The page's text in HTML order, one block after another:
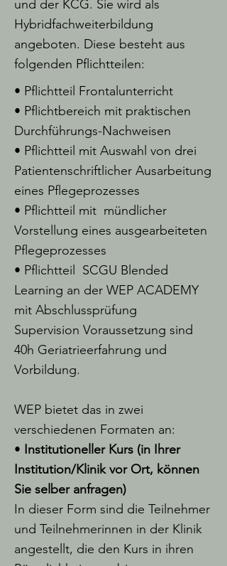
und der KCG. Sie wird als
Hybridfachweiterbildung
angeboten. Diese besteht aus
folgenden Pflichtteilen:
• Pflichtteil Frontalunterricht
• Pflichtbereich mit praktischen
Durchführungs-Nachweisen
• Pflichtteil mit Auswahl von drei
Patientenschriftlicher Ausarbeitung
eines Pflegeprozesses
• Pflichtteil mit mündlicher
Vorstellung eines ausgearbeiteten
Pflegeprozesses
• Pflichtteil SCGU Blended
Learning an der WEP ACADEMY
mit Abschlussprüfung
Supervision Voraussetzung sind
40h Geriatrieerfahrung und
Vorbildung.
WEP bietet das in zwei
verschiedenen Formaten an:
• Institutioneller Kurs (in Ihrer
Institution/Klinik vor Ort, können
Sie selber anfragen)
In dieser Form sind die Teilnehmer
und Teilnehmerinnen in der Klinik
angestellt, die den Kurs in ihren